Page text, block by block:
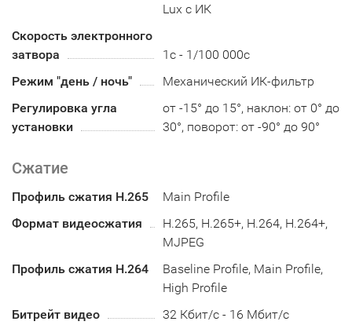
Lux с ИК
Скорость электронного
затвора
1с - 1/100 000с
Режим "день / ночь"
Механический ИК-фильтр
Регулировка угла
установки
от -15° до 15°, наклон: от 0° до
30°, поворот: от -90° до 90°
Сжатие
Профиль сжатия H.265
Main Profile
Формат видеосжатия
H.265, H.265+, H.264, H.264+,
MJPEG
Профиль сжатия H.264
Baseline Profile, Main Profile,
High Profile
Битрейт видео
32 Кбит/с - 16 Мбит/с